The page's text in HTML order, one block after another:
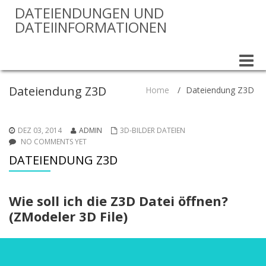
DATEIENDUNGEN UND
DATEIINFORMATIONEN
Toggle
Dateiendung Z3D Home / Dateiendung Z3D
DEZ 03, 2014 ADMIN
3D-BILDER DATEIEN
NO COMMENTS YET
DATEIENDUNG Z3D
Wie soll ich die Z3D Datei öffnen?
(ZModeler 3D File)